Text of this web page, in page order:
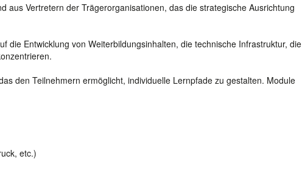
aus Vertretern der Trägerorganisationen, das die strategische Ausrichtung
die Entwicklung von Weiterbildungsinhalten, die technische Infrastruktur, die
den Teilnehmern ermöglicht, individuelle Lernpfade zu gestalten. Module
etc.)